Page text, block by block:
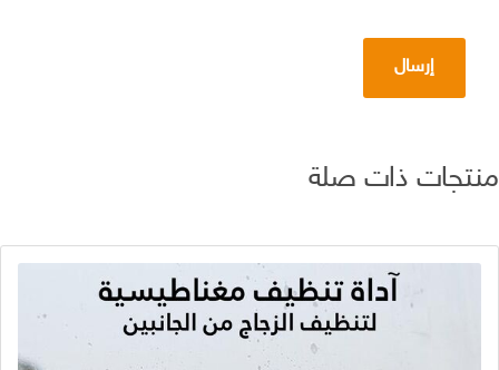
ذات صلة